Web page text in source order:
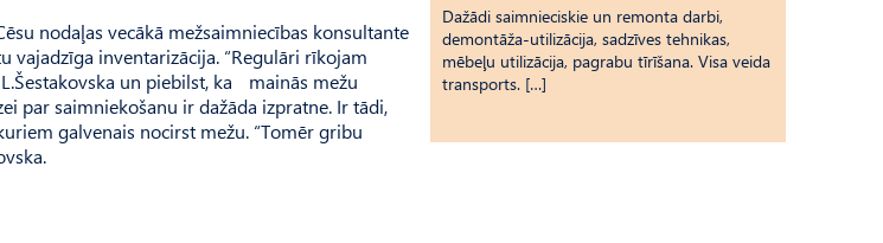
nodaļas vecākā mežsaimniecības konsultante
vajadzīga inventarizācija. “Regulāri rīkojam
un piebilst, ka mainās mežu
par saimniekošanu ir dažāda izpratne. Ir tādi,
galvenais nocirst mežu. “Tomēr gribu
Dažādi saimnieciskie un remonta darbi,
demontāža-utilizācija, sadzīves tehnikas,
mēbeļu utilizācija, pagrabu tīrīšana. Visa veida
transports. […]